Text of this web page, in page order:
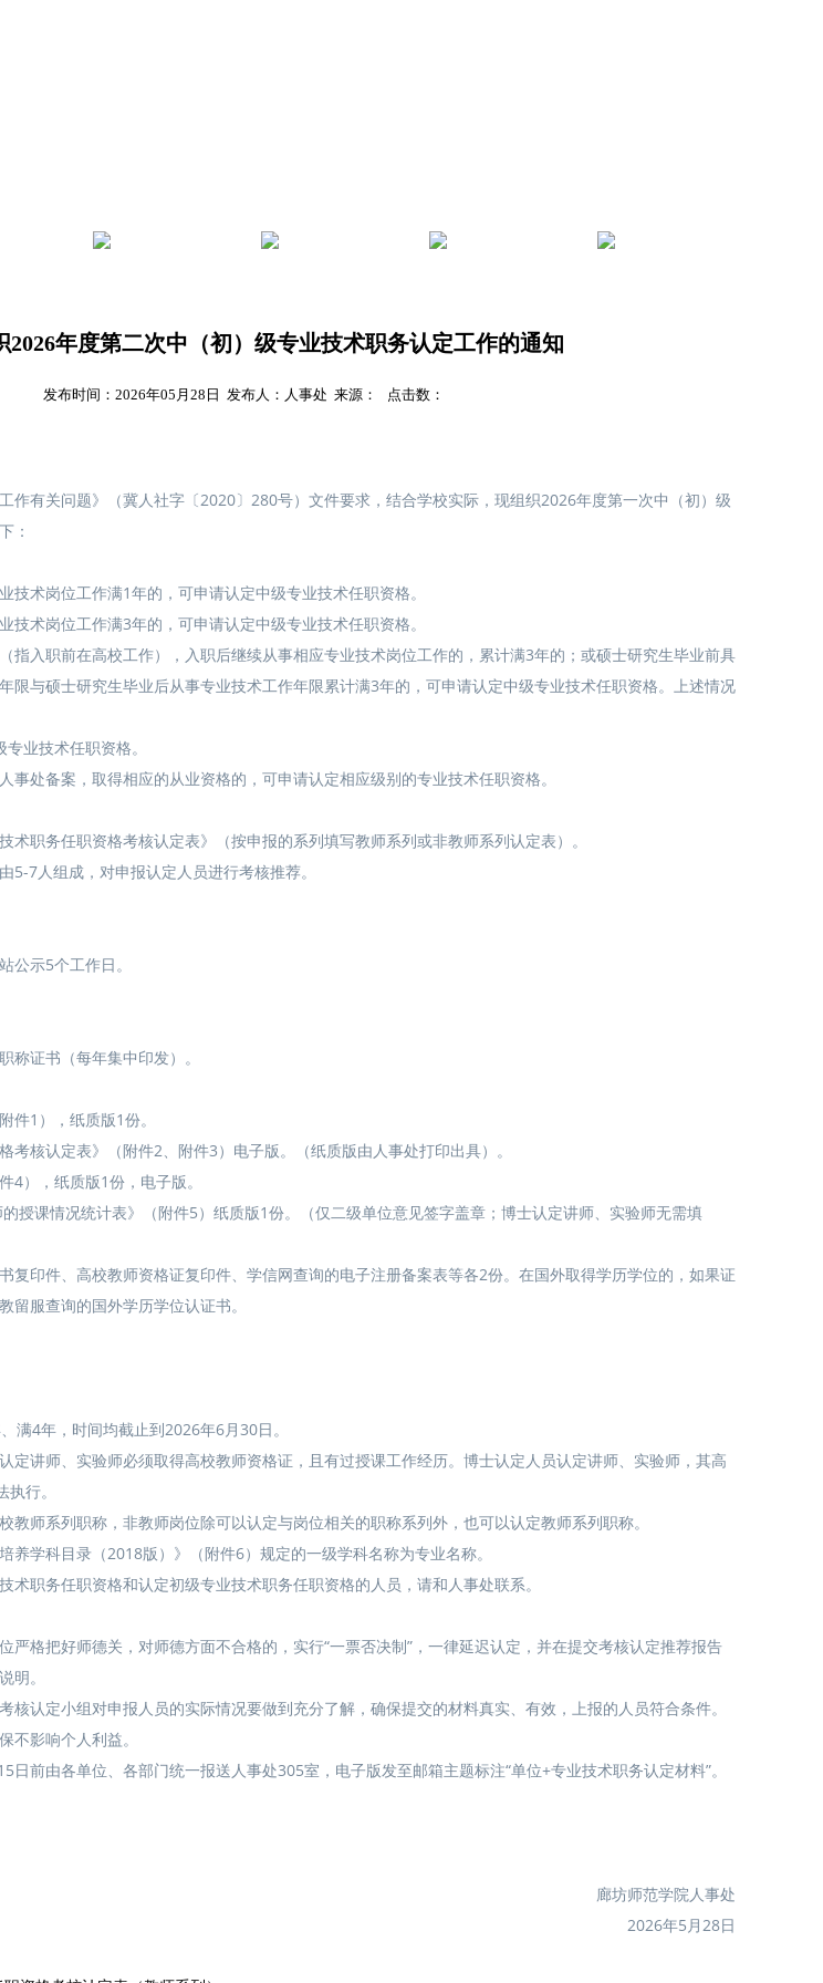
2026年度第二次中（初）级专业技术职务认定工作的通知
发布时间：2026年05月28日 发布人：人事处 来源： 点击数：
作有关问题》（冀人社字〔2020〕280号）文件要求，结合学校实际，现组织2026年度第一次中（初）级
：
技术岗位工作满1年的，可申请认定中级专业技术任职资格。
技术岗位工作满3年的，可申请认定中级专业技术任职资格。
指入职前在高校工作），入职后继续从事相应专业技术岗位工作的，累计满3年的；或硕士研究生毕业前具
限与硕士研究生毕业后从事专业技术工作年限累计满3年的，可申请认定中级专业技术任职资格。上述情况
业技术任职资格。
事处备案，取得相应的从业资格的，可申请认定相应级别的专业技术任职资格。
术职务任职资格考核认定表》（按申报的系列填写教师系列或非教师系列认定表）。
5-7人组成，对申报认定人员进行考核推荐。
公示5个工作日。
称证书（每年集中印发）。
件1），纸质版1份。
考核认定表》（附件2、附件3）电子版。（纸质版由人事处打印出具）。
4），纸质版1份，电子版。
的授课情况统计表》（附件5）纸质版1份。（仅二级单位意见签字盖章；博士认定讲师、实验师无需填
复印件、高校教师资格证复印件、学信网查询的电子注册备案表等各2份。在国外取得学历学位的，如果证
留服查询的国外学历学位认证书。
满4年，时间均截止到2026年6月30日。
定讲师、实验师必须取得高校教师资格证，且有过授课工作经历。博士认定人员认定讲师、实验师，其高
行。
教师系列职称，非教师岗位除可以认定与岗位相关的职称系列外，也可以认定教师系列职称。
养学科目录（2018版）》（附件6）规定的一级学科名称为专业名称。
术职务任职资格和认定初级专业技术职务任职资格的人员，请和人事处联系。
严格把好师德关，对师德方面不合格的，实行“一票否决制”，一律延迟认定，并在提交考核认定推荐报告
明。
核认定小组对申报人员的实际情况要做到充分了解，确保提交的材料真实、有效，上报的人员符合条件。
不影响个人利益。
日前由各单位、各部门统一报送人事处305室，电子版发至邮箱主题标注“单位+专业技术职务认定材料”。
廊坊师范学院人事处
2026年5月28日